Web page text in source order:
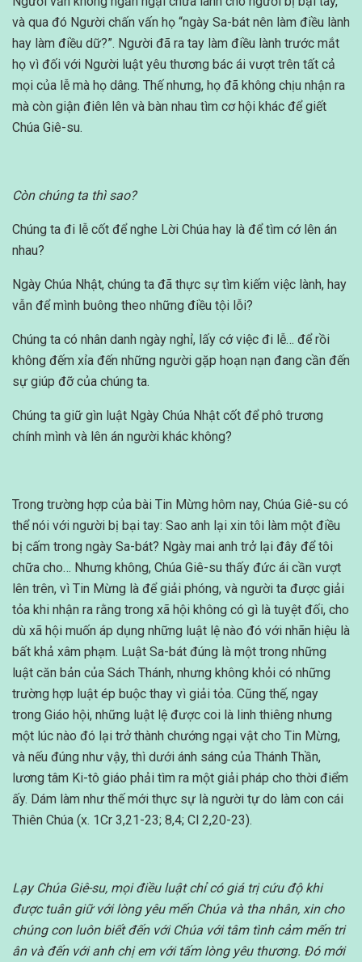
và qua đó Người chấn vấn họ “ngày Sa-bát nên làm điều lành
hay làm điều dữ?”. Người đã ra tay làm điều lành trước mắt
họ vì đối với Người luật yêu thương bác ái vượt trên tất cả
mọi của lễ mà họ dâng. Thế nhưng, họ đã không chịu nhận ra
mà còn giận điên lên và bàn nhau tìm cơ hội khác để giết
Chúa Giê-su.
Còn chúng ta thì sao?
Chúng ta đi lễ cốt để nghe Lời Chúa hay là để tìm cớ lên án
nhau?
Ngày Chúa Nhật, chúng ta đã thực sự tìm kiếm việc lành, hay
vẫn để mình buông theo những điều tội lỗi?
Chúng ta có nhân danh ngày nghỉ, lấy cớ việc đi lễ… để rồi
không đếm xỉa đến những người gặp hoạn nạn đang cần đến
sự giúp đỡ của chúng ta.
Chúng ta giữ gìn luật Ngày Chúa Nhật cốt để phô trương
chính mình và lên án người khác không?
Trong trường hợp của bài Tin Mừng hôm nay, Chúa Giê-su có
thể nói với người bị bại tay: Sao anh lại xin tôi làm một điều
bị cấm trong ngày Sa-bát? Ngày mai anh trở lại đây để tôi
chữa cho… Nhưng không, Chúa Giê-su thấy đức ái cần vượt
lên trên, vì Tin Mừng là để giải phóng, và người ta được giải
tỏa khi nhận ra rằng trong xã hội không có gì là tuyệt đối, cho
dù xã hội muốn áp dụng những luật lệ nào đó với nhãn hiệu là
bất khả xâm phạm. Luật Sa-bát đúng là một trong những
luật căn bản của Sách Thánh, nhưng không khỏi có những
trường hợp luật ép buộc thay vì giải tỏa. Cũng thế, ngay
trong Giáo hội, những luật lệ được coi là linh thiêng nhưng
một lúc nào đó lại trở thành chướng ngại vật cho Tin Mừng,
và nếu đúng như vậy, thì dưới ánh sáng của Thánh Thần,
lương tâm Ki-tô giáo phải tìm ra một giải pháp cho thời điểm
ấy. Dám làm như thế mới thực sự là người tự do làm con cái
Thiên Chúa (x. 1Cr 3,21-23; 8,4; Cl 2,20-23).
Lạy Chúa Giê-su, mọi điều luật chỉ có giá trị cứu độ khi
được tuân giữ với lòng yêu mến Chúa và tha nhân, xin cho
chúng con luôn biết đến với Chúa với tâm tình cảm mến tri
ân và đến với anh chị em với tấm lòng yêu thương. Đó mới